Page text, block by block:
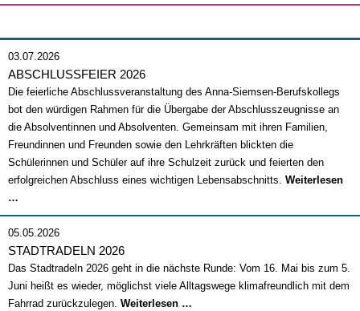
03.07.2026
ABSCHLUSSFEIER 2026
Die feierliche Abschlussveranstaltung des Anna-Siemsen-Berufskollegs
bot den würdigen Rahmen für die Übergabe der Abschlusszeugnisse an
die Absolventinnen und Absolventen. Gemeinsam mit ihren Familien,
Freundinnen und Freunden sowie den Lehrkräften blickten die
Schülerinnen und Schüler auf ihre Schulzeit zurück und feierten den
erfolgreichen Abschluss eines wichtigen Lebensabschnitts. Weiterlesen
…
2026
05.05.2026
STADTRADELN 2026
Das Stadtradeln 2026 geht in die nächste Runde: Vom 16. Mai bis zum 5.
Juni heißt es wieder, möglichst viele Alltagswege klimafreundlich mit dem
Fahrrad zurückzulegen. Weiterlesen …